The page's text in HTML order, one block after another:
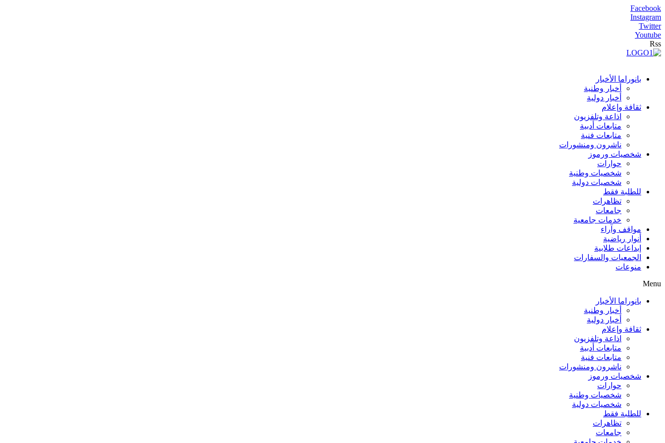
Facebook
Instagram
Twitter
Youtube
Rss
بانوراما الأخبار
أخبار وطنية
أخبار دولية
ثقافة وإعلام
اذاعة وتلفزيون
متابعات أدبية
متابعات فنية
ناشرون ومنشورات
شخصيات ورموز
حوارات
شخصيات وطنية
شخصيات دولية
للطلبة فقط
تظاهرات
جامعات
خدمات جامعية
مواقف وآراء
أنوار رياضية
إبداعات طلابية
الجمعيات والسفارات
منوعات
Menu
بانوراما الأخبار
أخبار وطنية
أخبار دولية
ثقافة وإعلام
اذاعة وتلفزيون
متابعات أدبية
متابعات فنية
ناشرون ومنشورات
شخصيات ورموز
حوارات
شخصيات وطنية
شخصيات دولية
للطلبة فقط
تظاهرات
جامعات